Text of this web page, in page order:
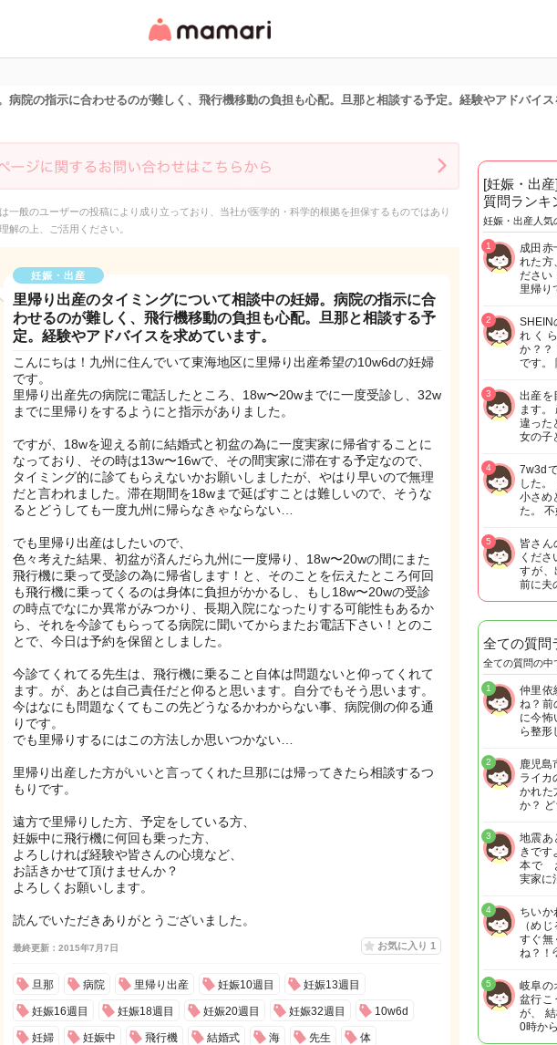
リ・情報サイト
病院の指示に合わせるのが難しく、飛行機移動の負担も心配。旦那と相談する予定。経験やアドバイス
一般のユーザーの投稿により成り立っており、当社が医学的・科学的根拠を担保するものではあり
解の上、ご活用ください。
妊娠・出産
里帰り出産のタイミングについて相談中の妊婦。病院の指示に合
わせるのが難しく、飛行機移動の負担も心配。旦那と相談する予
定。経験やアドバイスを求めています。
こんにちは！九州に住んでいて東海地区に里帰り出産希望の10w6dの妊婦
です。
里帰り出産先の病院に電話したところ、18w〜20wまでに一度受診し、32w
までに里帰りをするようにと指示がありました。
ですが、18wを迎える前に結婚式と初盆の為に一度実家に帰省することに
なっており、その時は13w〜16wで、その間実家に滞在する予定なので、
タイミング的に診てもらえないかお願いしましたが、やはり早いので無理
だと言われました。滞在期間を18wまで延ばすことは難しいので、そうな
るとどうしても一度九州に帰らなきゃならない…
でも里帰り出産はしたいので、
色々考えた結果、初盆が済んだら九州に一度帰り、18w〜20wの間にまた
飛行機に乗って受診の為に帰省します！と、そのことを伝えたところ何回
も飛行機に乗ってくるのは身体に負担がかかるし、もし18w〜20wの受診
の時点でなにか異常がみつかり、長期入院になったりする可能性もあるか
ら、それを今診てもらってる病院に聞いてからまたお電話下さい！とのこ
とで、今日は予約を保留としました。
今診てくれてる先生は、飛行機に乗ること自体は問題ないと仰ってくれて
ます。が、あとは自己責任だと仰ると思います。自分でもそう思います。
今はなにも問題なくてもこの先どうなるかわからない事、病院側の仰る通
りです。
でも里帰りするにはこの方法しか思いつかない…
里帰り出産した方がいいと言ってくれた旦那には帰ってきたら相談するつ
もりです。
遠方で里帰りした方、予定をしている方、
妊娠中に飛行機に何回も乗った方、
よろしければ経験や皆さんの心境など、
お話きかせて頂けませんか？
よろしくお願いします。
読んでいただきありがとうございました。
最終更新：2015年7月7日 お気に入り 1
旦那 病院 里帰り出産 妊娠10週目 妊娠13週目
妊娠16週目 妊娠18週目 妊娠20週目 妊娠32週目 10w6d
妊婦 妊娠中 飛行機 結婚式 海 先生 体
[妊娠・出
質問ランキ
妊娠・出産人気
成田赤
れた方
ださい
里帰
1
SHEIN
れく
か？？
です。
2
出産を
ます。
違った
女の子
3
7w3d
した。
小さめ
た。
4
皆さん
くだ
すが、
前に夫
5
全ての質問
全ての質問の中
仲里
ね？前
に今怖
ら整
1
鹿児島
ライカ
かれた
か？
2
地震
きです
本で
実家に
3
ちいか
（め
すぐ無
ね？！
4
岐阜の
盆行こ
が、
0時か
5